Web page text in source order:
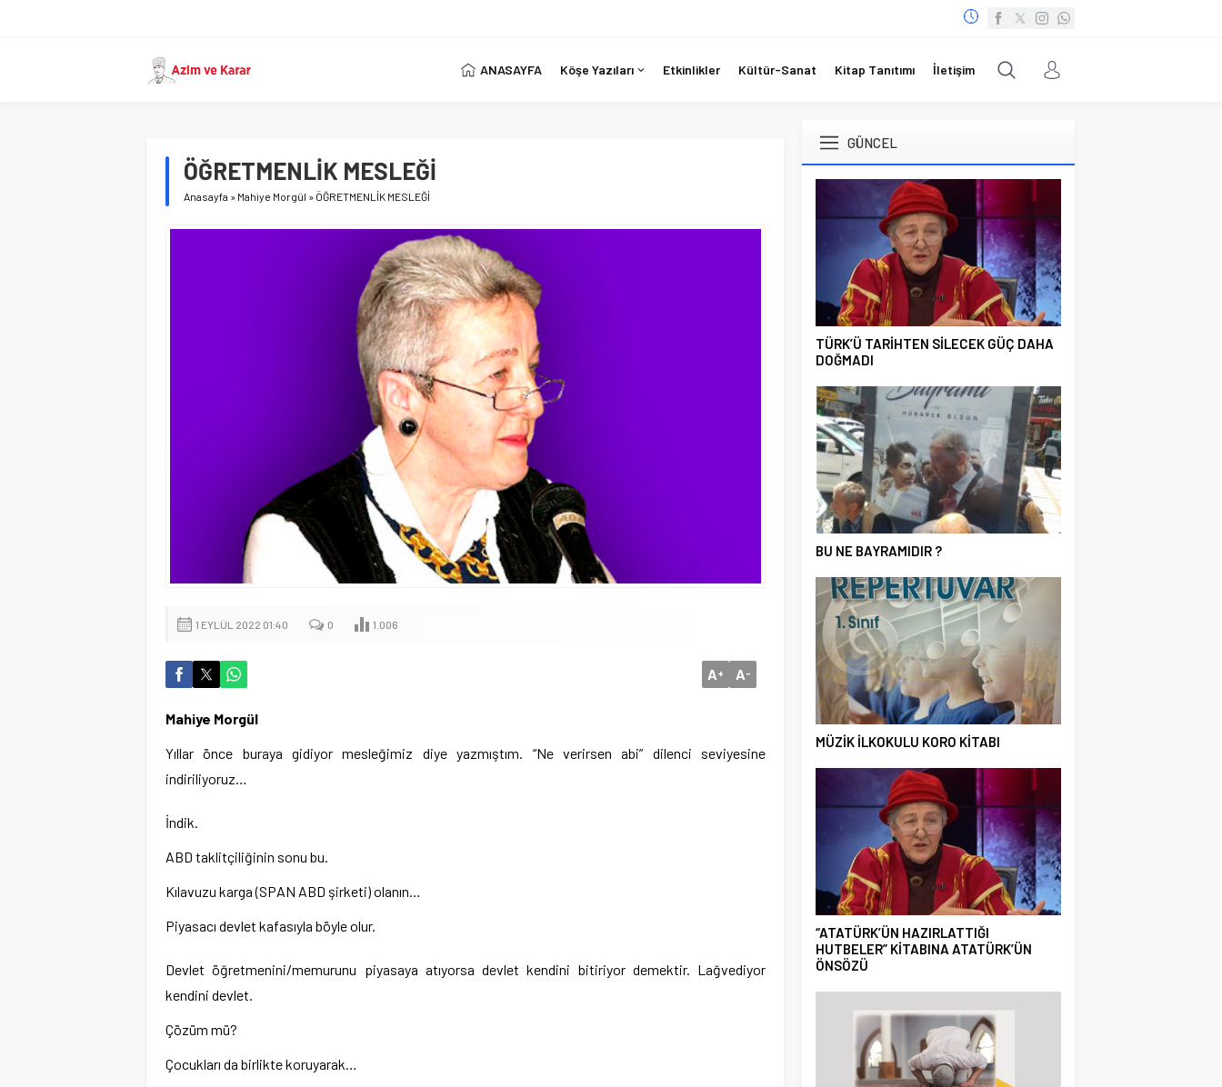
ANASAYFA Köşe Yazıları Etkinlikler Kültür-Sanat Kitap Tanıtımı İletişim
ÖĞRETMENLİK MESLEĞİ
Anasayfa » Mahiye Morgül » ÖĞRETMENLİK MESLEĞİ
1 EYLÜL 2022 01:40 0 1.006
A+ A-
Mahiye Morgül
Yıllar önce buraya gidiyor mesleğimiz diye yazmıştım. “Ne verirsen abi” dilenci seviyesine
indiriliyoruz…
İndik.
ABD taklitçiliğinin sonu bu.
Kılavuzu karga (SPAN ABD şirketi) olanın…
Piyasacı devlet kafasıyla böyle olur.
Devlet öğretmenini/memurunu piyasaya atıyorsa devlet kendini bitiriyor demektir. Lağvediyor
kendini devlet.
Çözüm mü?
Çocukları da birlikte koruyarak…
GÜNCEL
TÜRK’Ü TARİHTEN SİLECEK GÜÇ DAHA
DOĞMADI
BU NE BAYRAMIDIR ?
MÜZİK İLKOKULU KORO KİTABI
“ATATÜRK’ÜN HAZIRLATTIĞI
HUTBELER” KİTABINA ATATÜRK’ÜN
ÖNSÖZÜ